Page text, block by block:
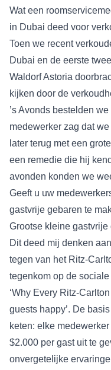
Wat een
in Dubai deed voor
Toen we recent
Dubai en de eerste
Waldorf Astoria
kijken door de
’s Avonds bestelden
medewerker zag dat
later terug met een
een remedie die hij
avonden konden we
Geeft u uw
gastvrije gebaren te
Grootse kleine gastvrije
Dit deed mij denken
tegen van het Ritz-
tegenkom op de
‘Why Every Ritz-
guests happy’. De
keten: elke
$2.000 per gast uit te
onvergetelijke